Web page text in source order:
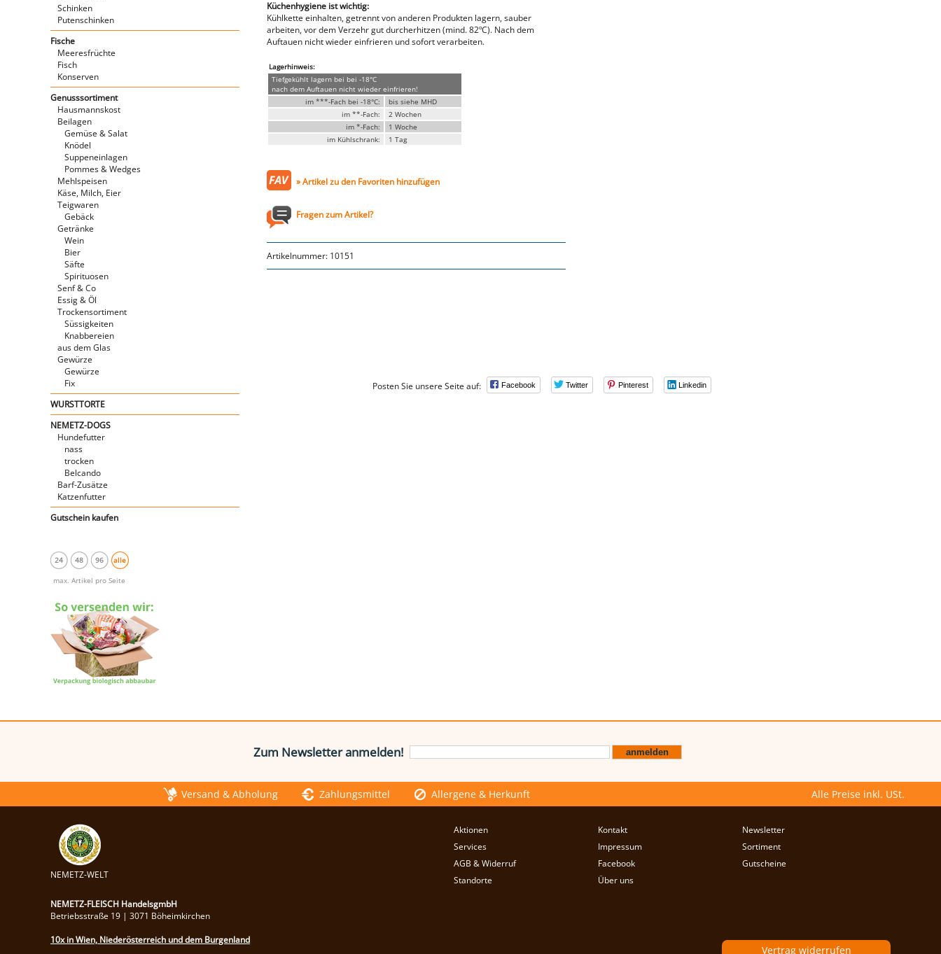
Schinken
Putenschinken
Fische
Meeresfrüchte
Fisch
Konserven
Genusssortiment
Hausmannskost
Beilagen
Gemüse & Salat
Knödel
Suppeneinlagen
Pommes & Wedges
Mehlspeisen
Käse, Milch, Eier
Teigwaren
Gebäck
Getränke
Wein
Bier
Säfte
Spirituosen
Senf & Co
Essig & Öl
Trockensortiment
Süssigkeiten
Knabbereien
aus dem Glas
Gewürze
Gewürze
Fix
WURSTTORTE
NEMETZ-DOGS
Hundefutter
nass
trocken
Belcando
Barf-Zusätze
Katzenfutter
Gutschein kaufen
24 48 96 alle
max. Artikel pro Seite
Küchenhygiene ist wichtig:
Kühlkette einhalten, getrennt von anderen Produkten lagern, sauber
arbeiten, vor dem Verzehr gut durcherhitzen (mind. 82ºC). Nach dem
Auftauen nicht wieder einfrieren und sofort verarbeiten.
Lagerhinweis:
Tiefgekühlt lagern bei bei -18°C
nach dem Auftauen nicht wieder einfrieren!
im ***-Fach bei -18°C:
bis siehe MHD
im **-Fach:
2 Wochen
im *-Fach:
1 Woche
im Kühlschrank:
1 Tag
» Artikel zu den Favoriten hinzufügen
Fragen zum Artikel?
Artikelnummer:10151
Posten Sie unsere Seite auf: Facebook Twitter Pinterest Linkedin
Zum Newsletter anmelden!
Versand & Abholung Zahlungsmittel Allergene & Herkunft Alle Preise inkl. USt.
NEMETZ-WELT
Aktionen Kontakt
Newsletter
Services
Impressum
Sortiment
AGB & Widerruf
Facebook
Gutscheine
Standorte
Über uns
NEMETZ-FLEISCH HandelsgmbH
Betriebsstraße 19 | 3071 Böheimkirchen
10x in Wien, Niederösterreich und dem Burgenland
Vertrag widerrufen